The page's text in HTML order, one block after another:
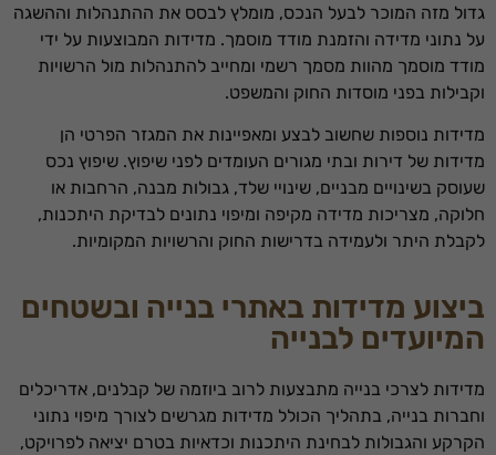
גדול מזה המוכר לבעל הנכס, מומלץ לבסס את ההתנהלות וההשגה
על נתוני מדידה והזמנת מודד מוסמך. מדידות המבוצעות על ידי
מודד מוסמך מהוות מסמך רשמי ומחייב להתנהלות מול הרשויות
וקבילות בפני מוסדות החוק והמשפט.
מדידות נוספות שחשוב לבצע ומאפיינות את המגזר הפרטי הן
מדידות של דירות ובתי מגורים העומדים לפני שיפוץ. שיפוץ נכס
שעוסק בשינויים מבניים, שינויי שלד, גבולות מבנה, הרחבות או
חלוקה, מצריכות מדידה מקיפה ומיפוי נתונים לבדיקת היתכנות,
לקבלת היתר ולעמידה בדרישות החוק והרשויות המקומיות.
ביצוע מדידות באתרי בנייה ובשטחים
המיועדים לבנייה
מדידות לצרכי בנייה מתבצעות לרוב ביוזמה של קבלנים, אדריכלים
וחברות בנייה, בתהליך הכולל מדידות מגרשים לצורך מיפוי נתוני
הקרקע והגבולות לבחינת היתכנות וכדאיות בטרם יציאה לפרויקט,